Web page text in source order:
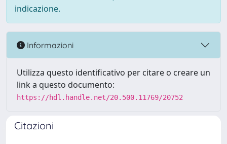
indicazione.
Informazioni
Utilizza questo identificativo per citare o creare un
link a questo documento:
https://hdl.handle.net/20.500.11769/20752
Citazioni